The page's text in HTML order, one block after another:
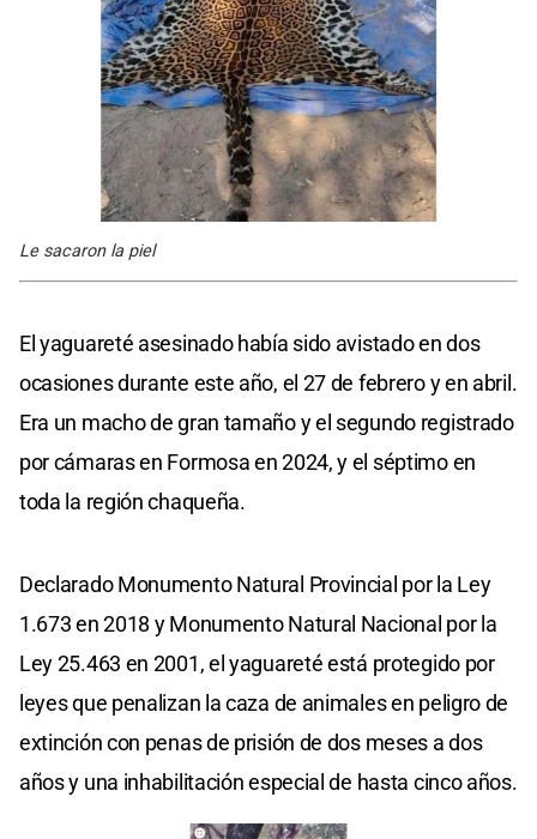
Le sacaron la piel
El yaguareté asesinado había sido avistado en dos
ocasiones durante este año, el 27 de febrero y en abril.
Era un macho de gran tamaño y el segundo registrado
por cámaras en Formosa en 2024, y el séptimo en
toda la región chaqueña.
Declarado Monumento Natural Provincial por la Ley
1.673 en 2018 y Monumento Natural Nacional por la
Ley 25.463 en 2001, el yaguareté está protegido por
leyes que penalizan la caza de animales en peligro de
extinción con penas de prisión de dos meses a dos
años y una inhabilitación especial de hasta cinco años.